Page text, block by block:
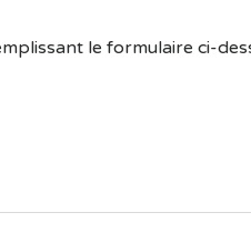
le formulaire ci-